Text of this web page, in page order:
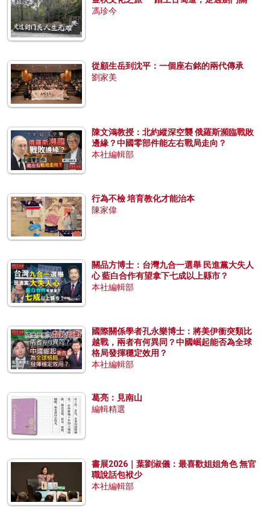
馮珍今
從顧生岳到沈平：一個座右銘的兩代傳承
劉家美
陳文鴻教授：北約縱深空襲 俄羅斯瀕臨戰敗
邊緣？中國零部件能左右戰局走向？
本社編輯部
行為不檢 培育教化才能治本
陳家偉
關品方博士：台灣九合一選舉 民進黨大失人
心 藍白合作有望拿下七成以上縣市？
本社編輯部
國際關係學者孔永樂博士：將美伊衝突類比
越戰，兩者有何異同？中國崛起能否為全球
格局發揮穩定效用？
本社編輯部
葛亮：見南山
編輯精選
書展2026｜葉劉淑儀：最喜歡姐姐角色 無官
職說話包袱少
本社編輯部